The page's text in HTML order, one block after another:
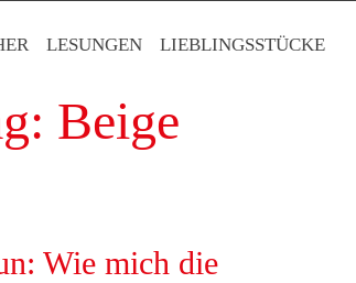
LESUNGEN LIEBLINGS­STÜCKE
Beige
Wie mich die